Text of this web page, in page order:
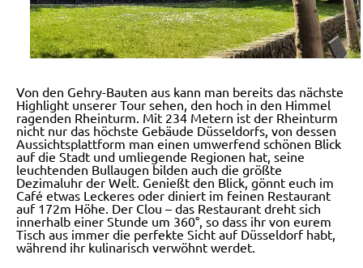
Von den Gehry-Bauten aus kann man bereits das nächste
Highlight unserer Tour sehen, den hoch in den Himmel
ragenden Rheinturm. Mit 234 Metern ist der Rheinturm
nicht nur das höchste Gebäude Düsseldorfs, von dessen
Aussichtsplattform man einen umwerfend schönen Blick
auf die Stadt und umliegende Regionen hat, seine
leuchtenden Bullaugen bilden auch die größte
Dezimaluhr der Welt. Genießt den Blick, gönnt euch im
Café etwas Leckeres oder diniert im feinen Restaurant
auf 172m Höhe. Der Clou – das Restaurant dreht sich
innerhalb einer Stunde um 360°, so dass ihr von eurem
Tisch aus immer die perfekte Sicht auf Düsseldorf habt,
während ihr kulinarisch verwöhnt werdet.